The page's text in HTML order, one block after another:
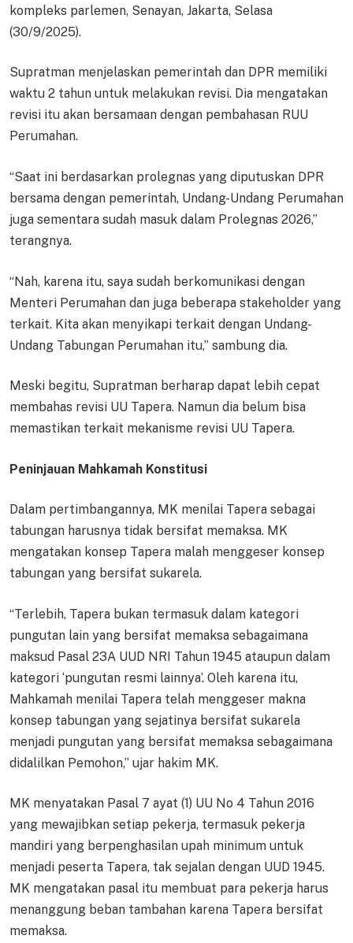
kompleks parlemen, Senayan, Jakarta, Selasa
(30/9/2025).
Supratman menjelaskan pemerintah dan DPR memiliki
waktu 2 tahun untuk melakukan revisi. Dia mengatakan
revisi itu akan bersamaan dengan pembahasan RUU
Perumahan.
“Saat ini berdasarkan prolegnas yang diputuskan DPR
bersama dengan pemerintah, Undang-Undang Perumahan
juga sementara sudah masuk dalam Prolegnas 2026,”
terangnya.
“Nah, karena itu, saya sudah berkomunikasi dengan
Menteri Perumahan dan juga beberapa stakeholder yang
terkait. Kita akan menyikapi terkait dengan Undang-
Undang Tabungan Perumahan itu,” sambung dia.
Meski begitu, Supratman berharap dapat lebih cepat
membahas revisi UU Tapera. Namun dia belum bisa
memastikan terkait mekanisme revisi UU Tapera.
Peninjauan Mahkamah Konstitusi
Dalam pertimbangannya, MK menilai Tapera sebagai
tabungan harusnya tidak bersifat memaksa. MK
mengatakan konsep Tapera malah menggeser konsep
tabungan yang bersifat sukarela.
“Terlebih, Tapera bukan termasuk dalam kategori
pungutan lain yang bersifat memaksa sebagaimana
maksud Pasal 23A UUD NRI Tahun 1945 ataupun dalam
kategori ‘pungutan resmi lainnya’. Oleh karena itu,
Mahkamah menilai Tapera telah menggeser makna
konsep tabungan yang sejatinya bersifat sukarela
menjadi pungutan yang bersifat memaksa sebagaimana
didalilkan Pemohon,” ujar hakim MK.
MK menyatakan Pasal 7 ayat (1) UU No 4 Tahun 2016
yang mewajibkan setiap pekerja, termasuk pekerja
mandiri yang berpenghasilan upah minimum untuk
menjadi peserta Tapera, tak sejalan dengan UUD 1945.
MK mengatakan pasal itu membuat para pekerja harus
menanggung beban tambahan karena Tapera bersifat
memaksa.